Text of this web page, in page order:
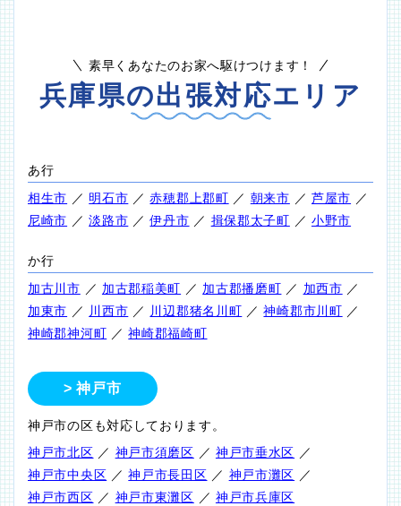
素早くあなたのお家へ駆けつけます！
兵庫県の出張対応エリア
あ行
相生市 ／ 明石市 ／赤穂郡上郡町 ／ 朝来市 ／ 芦屋市 ／
尼崎市 ／淡路市 ／伊丹市 ／ 揖保郡太子町 ／ 小野市
か行
加古川市 ／ 加古郡稲美町 ／ 加古郡播磨町 ／ 加西市 ／
加東市 ／ 川西市 ／ 川辺郡猪名川町 ／神崎郡市川町 ／
神崎郡神河町 ／神崎郡福崎町
神戸市
神戸市の区も対応しております。
神戸市北区 ／ 神戸市須磨区 ／ 神戸市垂水区 ／
神戸市中央区 ／神戸市長田区 ／ 神戸市灘区 ／
神戸市西区 ／ 神戸市東灘区 ／ 神戸市兵庫区